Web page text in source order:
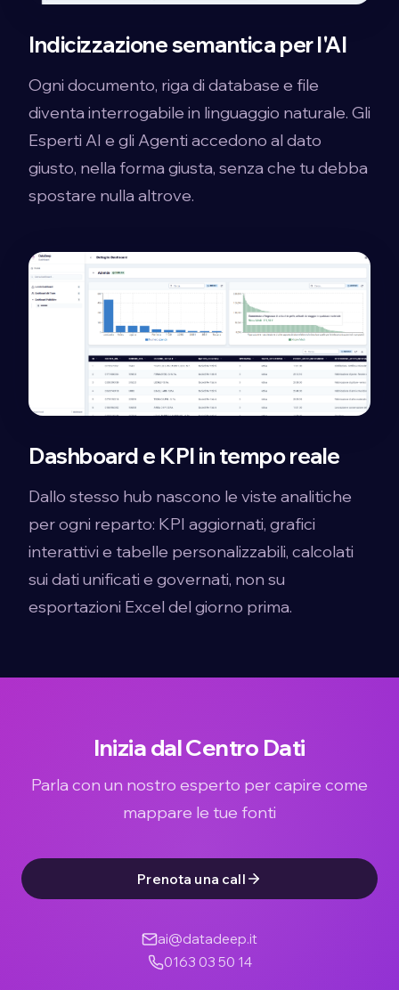
Indicizzazione semantica per l'AI
Ogni documento, riga di database e file
diventa interrogabile in linguaggio naturale. Gli
Esperti AI e gli Agenti accedono al dato
giusto, nella forma giusta, senza che tu debba
spostare nulla altrove.
Dashboard e KPI in tempo reale
Dallo stesso hub nascono le viste analitiche
per ogni reparto: KPI aggiornati, grafici
interattivi e tabelle personalizzabili, calcolati
sui dati unificati e governati, non su
esportazioni Excel del giorno prima.
Inizia dal Centro Dati
Parla con un nostro esperto per capire come
mappare le tue fonti
Prenota una call
ai@datadeep.it
0163 03 50 14